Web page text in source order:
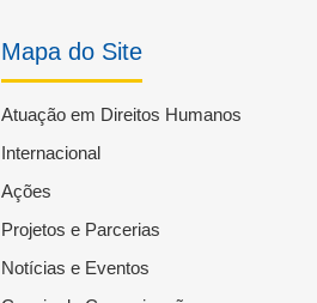
Mapa do Site
Atuação em Direitos Humanos
Internacional
Ações
Projetos e Parcerias
Notícias e Eventos